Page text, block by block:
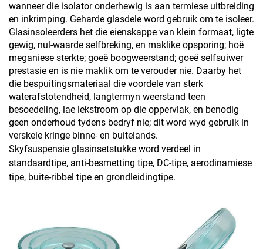
wanneer die isolator onderhewig is aan termiese uitbreiding
en inkrimping. Geharde glasdele word gebruik om te isoleer.
Glasinsoleerders het die eienskappe van klein formaat, ligte
gewig, nul-waarde selfbreking, en maklike opsporing; hoë
meganiese sterkte; goeë boogweerstand; goeë selfsuiwer
prestasie en is nie maklik om te verouder nie. Daarby het
die bespuitingsmateriaal die voordele van sterk
waterafstotendheid, langtermyn weerstand teen
besoedeling, lae lekstroom op die oppervlak, en benodig
geen onderhoud tydens bedryf nie; dit word wyd gebruik in
verskeie kringe binne- en buitelands.
Skyfsuspensie glasinsetstukke word verdeel in
standaardtipe, anti-besmetting tipe, DC-tipe, aerodinamiese
tipe, buite-ribbel tipe en grondleidingtipe.